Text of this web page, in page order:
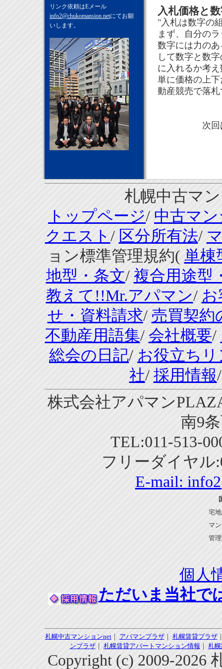
入札価格と
"入札は数字の
まず、自分の
数字には力の
して数字と数
に入れるか考
単に価格の上
動産競売で落
次回は東京
リンク依頼はEメール
info2@chukomansion.netにてお願
いします。
札幌中古マ
トップページ/ 中古マ
クエスト / 区分所有法/
ョン標準管理規約( 単棟
地型・条文/ 複合用途型
教えて!!Mr.アパマン/ お
せ・資料請求/ 売買契約
不動産用語集/ 会社概要/
総会の日記/ お役立ち
社/ 採用情報
株式会社アパマン
南9
TEL:011-513-
フリーダイヤル
E-mail:
宅
マ
管
個人
ただいま当社で
札幌中古マンションnet｜ アパマンプラザ｜ 札幌賃貸プラザ
ンプラザ｜ 札幌賃貸アパートマンション情報 ｜ 札
Copyright (c) 2009-2026